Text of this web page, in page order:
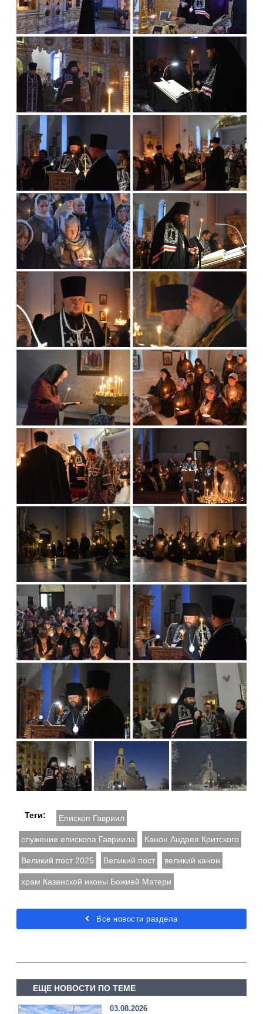
Теги: Епископ Гавриил
служение епископа Гавриила Канон Андрея Критского
Великий пост 2025 Великий пост великий канон
храм Казанской иконы Божией Матери
Все новости раздела
ЕЩЕ НОВОСТИ ПО ТЕМЕ
03.08.2026